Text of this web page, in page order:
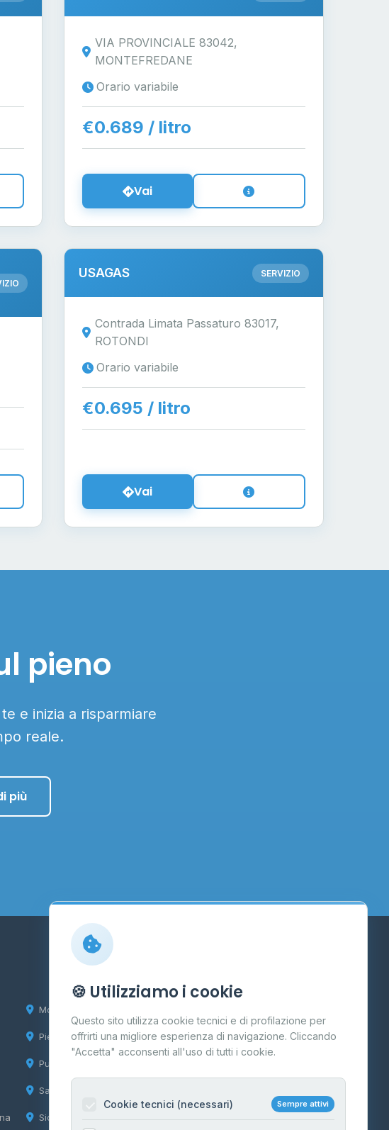
VIA PROVINCIALE 83042,
MONTEFREDANE
Orario variabile
€0.689 / litro
Vai
USAGAS SERVIZIO
Contrada Limata Passaturo 83017,
ROTONDI
Orario variabile
€0.695 / litro
Vai
pieno
e inizia a risparmiare
reale.
più
Molise
Piemonte
Puglia
Sardegna
Sicilia
Contatti
Per gestori
Informazioni legali
🍪 Utilizziamo i cookie
Questo sito utilizza cookie tecnici e di profilazione per
offrirti una migliore esperienza di navigazione. Cliccando
"Accetta" acconsenti all'uso di tutti i cookie.
Cookie tecnici (necessari) Sempre attivi